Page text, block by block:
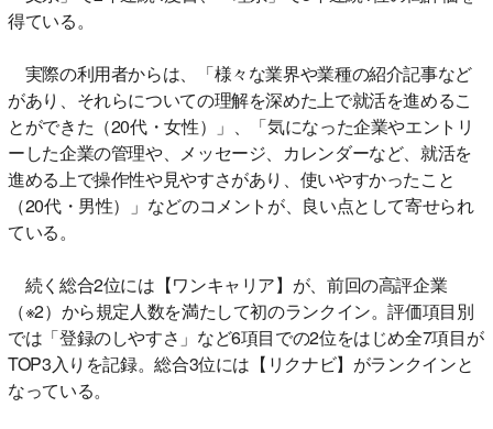
得ている。
実際の利用者からは、「様々な業界や業種の紹介記事など
があり、それらについての理解を深めた上で就活を進めるこ
とができた（20代・女性）」、「気になった企業やエントリ
ーした企業の管理や、メッセージ、カレンダーなど、就活を
進める上で操作性や見やすさがあり、使いやすかったこと
（20代・男性）」などのコメントが、良い点として寄せられ
ている。
続く総合2位には【ワンキャリア】が、前回の高評企業
（※2）から規定人数を満たして初のランクイン。評価項目別
では「登録のしやすさ」など6項目での2位をはじめ全7項目が
TOP3入りを記録。総合3位には【リクナビ】がランクインと
なっている。